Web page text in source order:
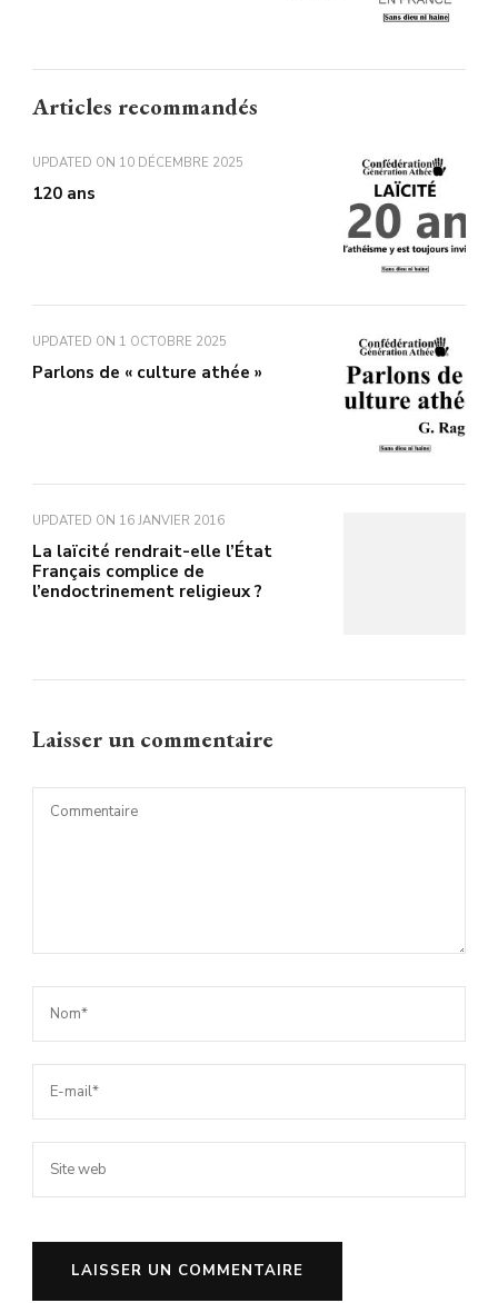
Articles recommandés
UPDATED ON 10 DÉCEMBRE 2025
120 ans
UPDATED ON 1 OCTOBRE 2025
Parlons de « culture athée »
UPDATED ON 16 JANVIER 2016
La laïcité rendrait-elle l’État
Français complice de
l’endoctrinement religieux ?
Laisser un commentaire